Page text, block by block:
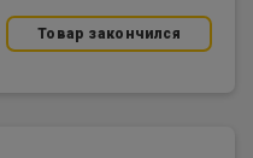
Товар закончился